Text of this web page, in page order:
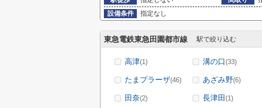
設備条件
指定なし
東急電鉄東急田園都市線 駅で絞り込む
高津(1) 溝の口(33)
たまプラーザ(46) あざみ野(6)
田奈(2) 長津田(1)